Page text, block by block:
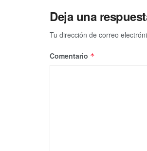
Deja una
Tu dirección de correo
Comentario *